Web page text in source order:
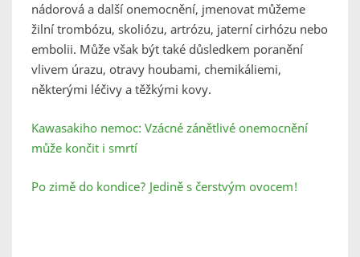
nádorová a další onemocnění, jmenovat můžeme
žilní trombózu, skoliózu, artrózu, jaterní cirhózu nebo
embolii. Může však být také důsledkem poranění
vlivem úrazu, otravy houbami, chemikáliemi,
některými léčivy a těžkými kovy.
Kawasakiho nemoc: Vzácné zánětlivé onemocnění
může končit i smrtí
Po zimě do kondice? Jedině s čerstvým ovocem!